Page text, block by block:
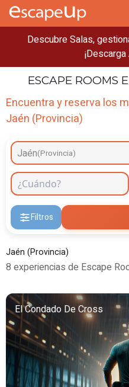
Descubre Salas,
ESCAPE ROOMS
Encuentra y reserva los
Jaén (Provincia)
Jaén(Provincia)
Filtros
Jaén (Provincia)
8 experiencias de Escape
El Condado De Cross